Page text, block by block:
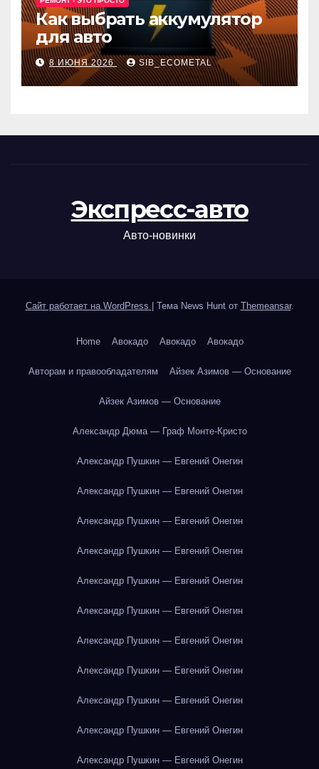
Как выбрать аккумулятор
для авто
8 ИЮНЯ 2026 SIB_ECOMETAL
Экспресс-авто
Авто-новинки
Сайт работает на WordPress Тема News Hunt от Themeansar.
Home Авокадо Авокадо Авокадо
Авторам и правообладателям Айзек Азимов — Основание
Айзек Азимов — Основание
Александр Дюма — Граф Монте-Кристо
Александр Пушкин — Евгений Онегин
Александр Пушкин — Евгений Онегин
Александр Пушкин — Евгений Онегин
Александр Пушкин — Евгений Онегин
Александр Пушкин — Евгений Онегин
Александр Пушкин — Евгений Онегин
Александр Пушкин — Евгений Онегин
Александр Пушкин — Евгений Онегин
Александр Пушкин — Евгений Онегин
Александр Пушкин — Евгений Онегин
Александр Пушкин — Евгений Онегин